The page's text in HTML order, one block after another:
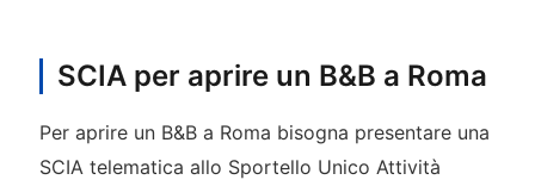
SCIA per aprire un B&B a Roma
Per aprire un B&B a Roma bisogna presentare una
SCIA telematica allo Sportello Unico Attività